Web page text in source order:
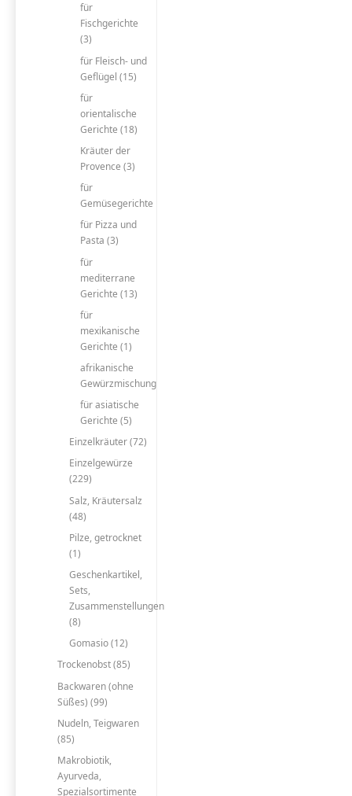
für
Fischgerichte
(3)
für Fleisch- und
Geflügel (15)
für
orientalische
Gerichte (18)
Kräuter der
Provence (3)
für
Gemüsegerichte
für Pizza und
Pasta (3)
für
mediterrane
Gerichte (13)
für
mexikanische
Gerichte (1)
afrikanische
Gewürzmischung
für asiatische
Gerichte (5)
Einzelkräuter (72)
Einzelgewürze
(229)
Salz, Kräutersalz
(48)
Pilze, getrocknet
(1)
Geschenkartikel,
Sets,
Zusammenstellungen
(8)
Gomasio (12)
Trockenobst (85)
Backwaren (ohne
Süßes) (99)
Nudeln, Teigwaren
(85)
Makrobiotik,
Ayurveda,
Spezialsortimente